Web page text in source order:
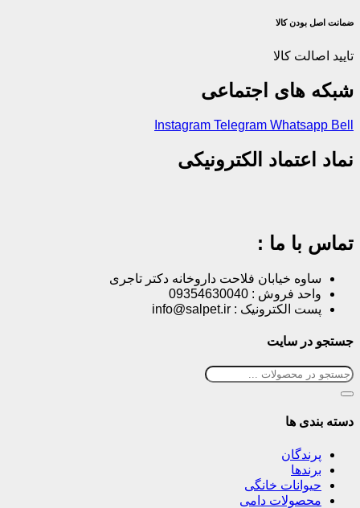
ضمانت اصل‌ بودن کالا
تایید اصالت کالا
شبکه های اجتماعی
Instagram Telegram Whatsapp Bell
نماد اعتماد الکترونیکی
تماس با ما :
ساوه خیابان فلاحت داروخانه دکتر تاجری
واحد فروش : 09354630040
پست الکترونیک : info@salpet.ir
جستجو در سایت
دسته بندی ها
پرندگان
برندها
حیوانات خانگی
محصولات دامی